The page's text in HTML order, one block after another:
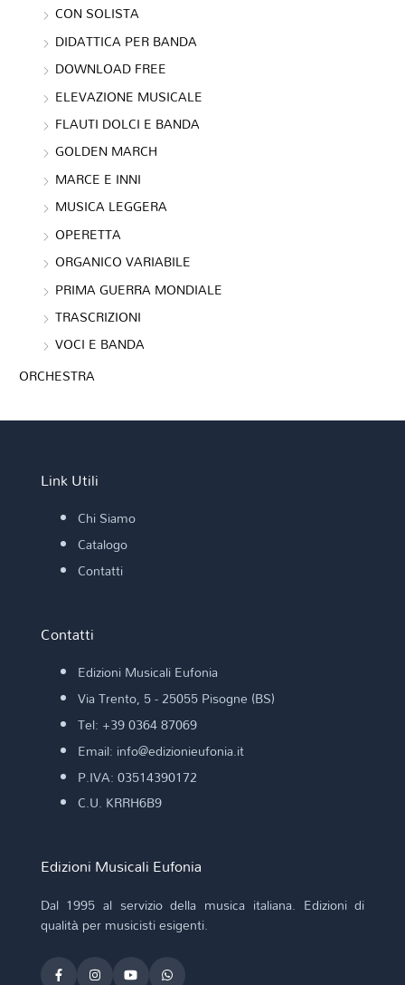
CON SOLISTA
DIDATTICA PER BANDA
DOWNLOAD FREE
ELEVAZIONE MUSICALE
FLAUTI DOLCI E BANDA
GOLDEN MARCH
MARCE E INNI
MUSICA LEGGERA
OPERETTA
ORGANICO VARIABILE
PRIMA GUERRA MONDIALE
TRASCRIZIONI
VOCI E BANDA
ORCHESTRA
Link Utili
Chi Siamo
Catalogo
Contatti
Contatti
Edizioni Musicali Eufonia
Via Trento, 5 - 25055 Pisogne (BS)
Tel: +39 0364 87069
Email: info@edizionieufonia.it
P.IVA: 03514390172
C.U. KRRH6B9
Edizioni Musicali Eufonia
Dal 1995 al servizio della musica italiana. Edizioni di
qualità per musicisti esigenti.